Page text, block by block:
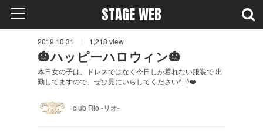
STAGE WEB
2019.10.31 1,218 view
🎃ハッピーハロウィン🎃
本日女の子は、ドレスではなく今日しか着れない服装で 出
勤してますので、ぜひ見にいらしてください^_^❤️
club Rio -リオ-